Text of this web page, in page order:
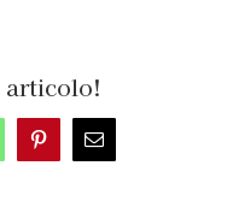
articolo!
PinterestEmail